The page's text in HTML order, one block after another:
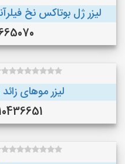
لیزر ژل بوتاکس نخ
لیزر موهای
09210436651